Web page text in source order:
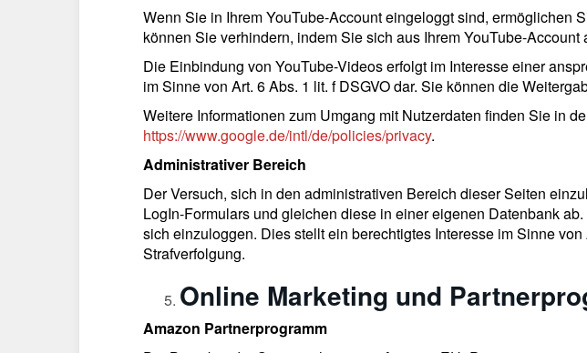
Wenn Sie in Ihrem YouTube-Account eingeloggt sind, ermöglichen
können Sie verhindern, indem Sie sich aus Ihrem YouTube-Account
Die Einbindung von YouTube-Videos erfolgt im Interesse einer
im Sinne von Art. 6 Abs. 1 lit. f DSGVO dar. Sie können die
Weitere Informationen zum Umgang mit Nutzerdaten finden Sie in
https://www.google.de/intl/de/policies/privacy.
Administrativer Bereich
Der Versuch, sich in den administrativen Bereich dieser Seiten
LogIn-Formulars und gleichen diese in einer eigenen Datenbank
sich einzuloggen. Dies stellt ein berechtigtes Interesse im Sinne
Strafverfolgung.
Online Marketing und
Amazon Partnerprogramm